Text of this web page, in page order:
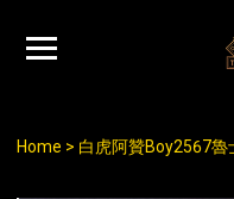
Home 白虎阿贊Boy2567